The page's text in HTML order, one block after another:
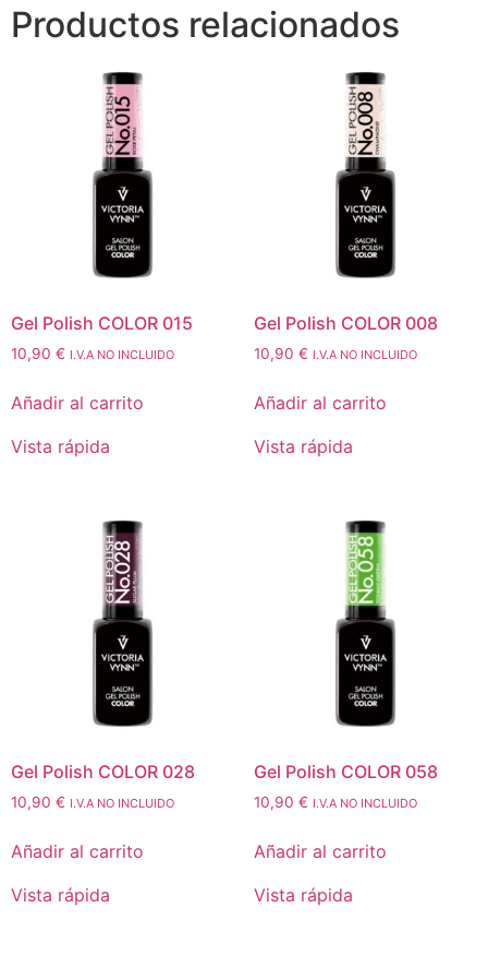
Productos relacionados
Gel Polish COLOR 015
10,90 € I.V.A NO INCLUIDO
Añadir al carrito
Vista rápida
Gel Polish COLOR 008
10,90 € I.V.A NO INCLUIDO
Añadir al carrito
Vista rápida
Gel Polish COLOR 028
10,90 € I.V.A NO INCLUIDO
Añadir al carrito
Vista rápida
Gel Polish COLOR 058
10,90 € I.V.A NO INCLUIDO
Añadir al carrito
Vista rápida